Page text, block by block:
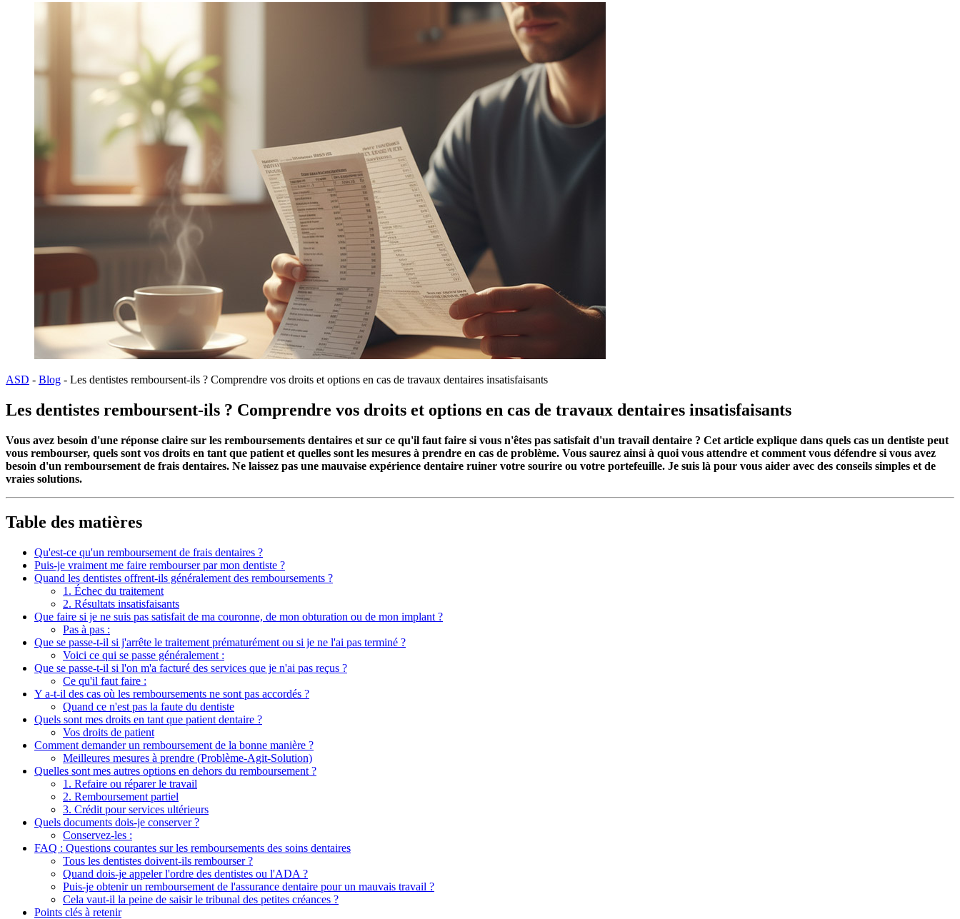
ASD - Blog - Les dentistes remboursent-ils ? Comprendre vos droits et options en cas de travaux dentaires insatisfaisants
Les dentistes remboursent-ils ? Comprendre vos droits et options en cas de travaux dentaires insatisfaisants
Vous avez besoin d'une réponse claire sur les remboursements dentaires et sur ce qu'il faut faire si vous n'êtes pas satisfait d'un travail dentaire ? Cet article explique dans quels cas un dentiste peut
vous rembourser, quels sont vos droits en tant que patient et quelles sont les mesures à prendre en cas de problème. Vous saurez ainsi à quoi vous attendre et comment vous défendre si vous avez
besoin d'un remboursement de frais dentaires. Ne laissez pas une mauvaise expérience dentaire ruiner votre sourire ou votre portefeuille. Je suis là pour vous aider avec des conseils simples et de
vraies solutions.
Table des matières
Qu'est-ce qu'un remboursement de frais dentaires ?
Puis-je vraiment me faire rembourser par mon dentiste ?
Quand les dentistes offrent-ils généralement des remboursements ?
1. Échec du traitement
2. Résultats insatisfaisants
Que faire si je ne suis pas satisfait de ma couronne, de mon obturation ou de mon implant ?
Pas à pas :
Que se passe-t-il si j'arrête le traitement prématurément ou si je ne l'ai pas terminé ?
Voici ce qui se passe généralement :
Que se passe-t-il si l'on m'a facturé des services que je n'ai pas reçus ?
Ce qu'il faut faire :
Y a-t-il des cas où les remboursements ne sont pas accordés ?
Quand ce n'est pas la faute du dentiste
Quels sont mes droits en tant que patient dentaire ?
Vos droits de patient
Comment demander un remboursement de la bonne manière ?
Meilleures mesures à prendre (Problème-Agit-Solution)
Quelles sont mes autres options en dehors du remboursement ?
1. Refaire ou réparer le travail
2. Remboursement partiel
3. Crédit pour services ultérieurs
Quels documents dois-je conserver ?
Conservez-les :
FAQ : Questions courantes sur les remboursements des soins dentaires
Tous les dentistes doivent-ils rembourser ?
Quand dois-je appeler l'ordre des dentistes ou l'ADA ?
Puis-je obtenir un remboursement de l'assurance dentaire pour un mauvais travail ?
Cela vaut-il la peine de saisir le tribunal des petites créances ?
Points clés à retenir